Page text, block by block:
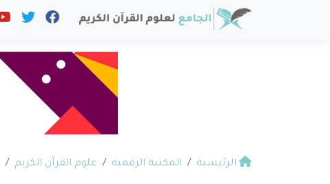
الرئيسية المكتبة الرقمية علوم القرآن الكريم